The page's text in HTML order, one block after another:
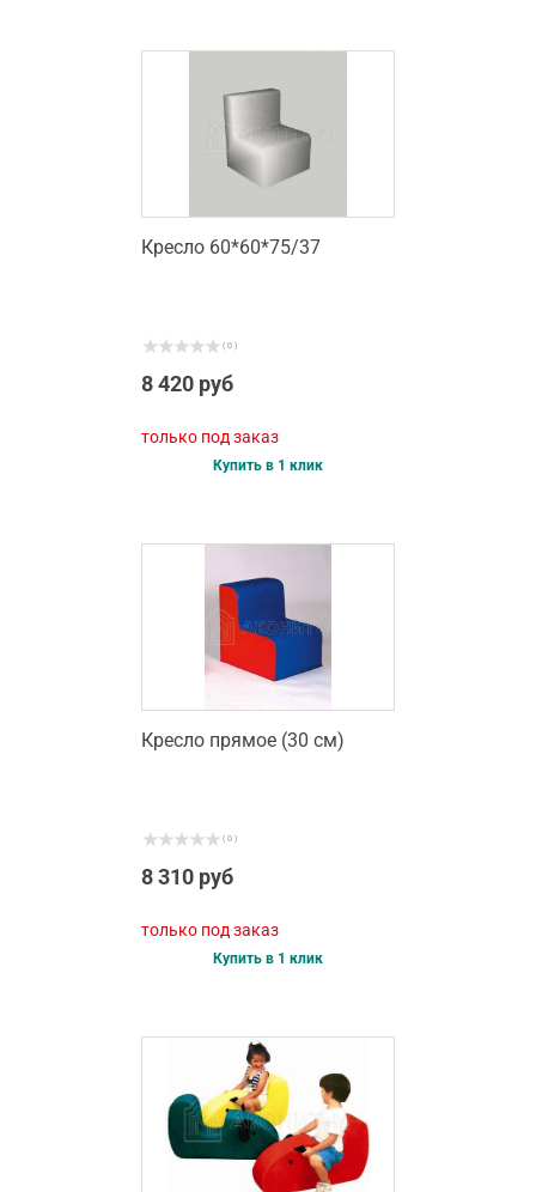
Кресло 60*60*75/37
( 0 )
8 420 руб
только под заказ
Купить в 1 клик
Кресло прямое (30 см)
( 0 )
8 310 руб
только под заказ
Купить в 1 клик